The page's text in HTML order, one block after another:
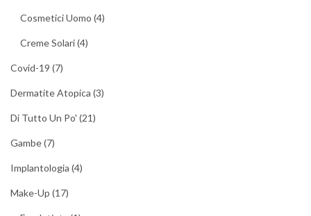
Cosmetici Uomo (4)
Creme Solari(4)
Covid-19 (7)
Dermatite Atopica (3)
Di Tutto Un Po' (21)
Gambe(7)
Implantologia (4)
Make-Up (17)